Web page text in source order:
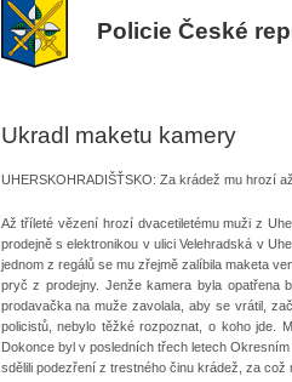
Policie České
Ukradl maketu kamery
UHERSKOHRADIŠŤSKO: Za krádež mu hrozí
Až tříleté vězení hrozí dvacetiletému muži z
prodejně s elektronikou v ulici Velehradská v
jednom z regálů se mu zřejmě zalíbila maketa
pryč z prodejny. Jenže kamera byla
prodavačka na muže zavolala, aby se vrátil,
policistů, nebylo těžké rozpoznat, o koho jde.
Dokonce byl v posledních třech letech
sdělili podezření z trestného činu krádež, za což